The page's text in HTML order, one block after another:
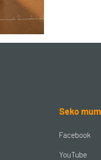
Seko
Facebook
YouTube